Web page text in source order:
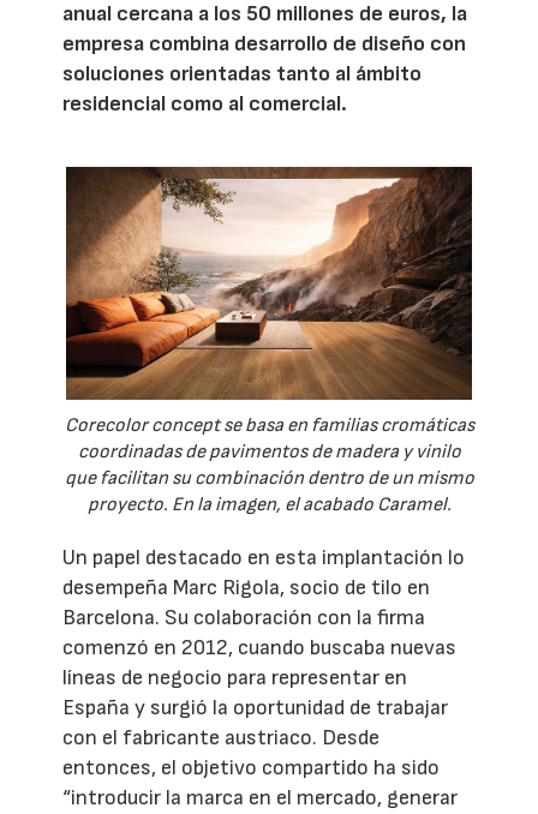
anual cercana a los 50 millones de euros, la
empresa combina desarrollo de diseño con
soluciones orientadas tanto al ámbito
residencial como al comercial.
Corecolor concept se basa en familias cromáticas
coordinadas de pavimentos de madera y vinilo
que facilitan su combinación dentro de un mismo
proyecto. En la imagen, el acabado Caramel.
Un papel destacado en esta implantación lo
desempeña Marc Rigola, socio de tilo en
Barcelona. Su colaboración con la firma
comenzó en 2012, cuando buscaba nuevas
líneas de negocio para representar en
España y surgió la oportunidad de trabajar
con el fabricante austriaco. Desde
entonces, el objetivo compartido ha sido
“introducir la marca en el mercado, generar